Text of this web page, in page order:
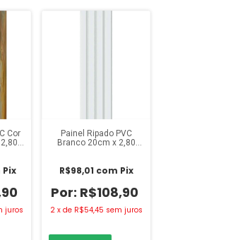
Cor
Pix
juros
Painel Ripado PVC
Branco 20cm x 2,80
R$108,90
R$98,01 com Pix
2 x de R$54,45 sem juros